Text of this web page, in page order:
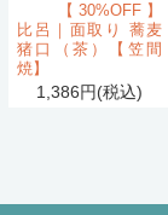
【30%OFF】
比呂｜面取り 蕎麦
猪口（茶）【笠間
焼】
1,386円(税込)